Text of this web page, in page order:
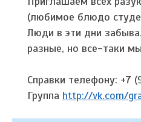
(любимое блюдо
Люди в эти дни
разные, но все-таки
Справки телефону: +7
Группа http://vk.com/